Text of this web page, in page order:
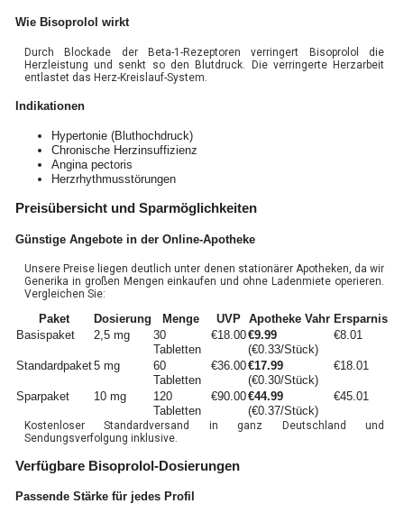
Wie Bisoprolol wirkt
Durch Blockade der Beta-1-Rezeptoren verringert Bisoprolol die
Herzleistung und senkt so den Blutdruck. Die verringerte Herzarbeit
entlastet das Herz-Kreislauf-System.
Indikationen
Hypertonie (Bluthochdruck)
Chronische Herzinsuffizienz
Angina pectoris
Herzrhythmusstörungen
Preisübersicht und Sparmöglichkeiten
Günstige Angebote in der Online-Apotheke
Unsere Preise liegen deutlich unter denen stationärer Apotheken, da wir
Generika in großen Mengen einkaufen und ohne Ladenmiete operieren.
Vergleichen Sie:
Paket Dosierung Menge UVP Apotheke Vahr Ersparnis
Basispaket
2,5 mg
30
Tabletten
€18.00€9.99
(€0.33/Stück)
€8.01
Standardpaket5 mg
60
Tabletten
€36.00€17.99
(€0.30/Stück)
€18.01
Sparpaket 10 mg
120
Tabletten
€90.00€44.99
(€0.37/Stück)
€45.01
Kostenloser Standardversand in ganz Deutschland und
Sendungsverfolgung inklusive.
Verfügbare Bisoprolol-Dosierungen
Passende Stärke für jedes Profil